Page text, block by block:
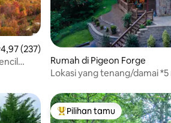
rata-rata 4,97 dari 5, 237 ulasan
4,97 (237)
Rumah di Pigeon Forge
Lokasi yang tenang/damai
Pilihan tamu terpopuler
Pilihan tamu